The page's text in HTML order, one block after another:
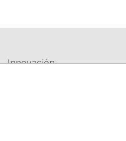
Innovación